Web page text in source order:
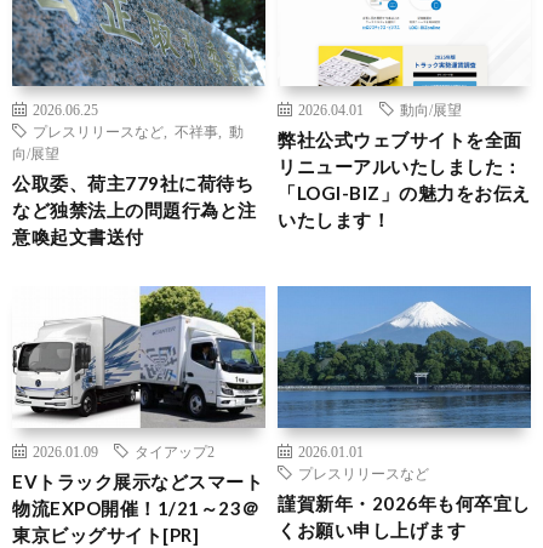
2026.06.25
プレスリリースなど
不祥事
動
向/展望
公取委、荷主779社に荷待ち
など独禁法上の問題行為と注
意喚起文書送付
2026.04.01 動向/展望
弊社公式ウェブサイトを全面
リニューアルいたしました：
「LOGI-BIZ」の魅力をお伝え
いたします！
2026.01.09 タイアップ2
EVトラック展示などスマート
物流EXPO開催！1/21～23＠
東京ビッグサイト[PR]
2026.01.01
プレスリリースなど
謹賀新年・2026年も何卒宜し
くお願い申し上げます